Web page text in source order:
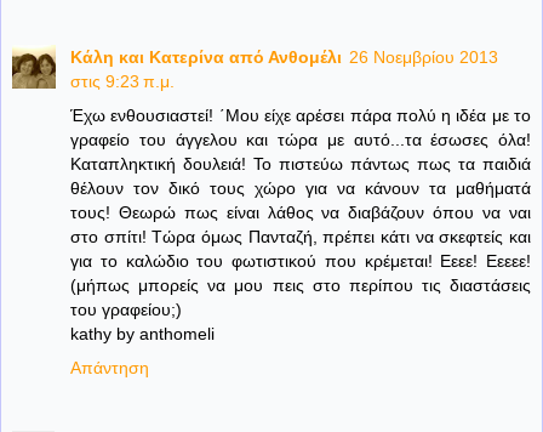
Κάλη και Κατερίνα από Ανθομέλι 26 Νοεμβρίου 2013
στις 9:23 π.μ.
Έχω ενθουσιαστεί! ΄Μου είχε αρέσει πάρα πολύ η ιδέα με το
γραφείο του άγγελου και τώρα με αυτό...τα έσωσες όλα!
Καταπληκτική δουλειά! Το πιστεύω πάντως πως τα παιδιά
θέλουν τον δικό τους χώρο για να κάνουν τα μαθήματά
τους! Θεωρώ πως είναι λάθος να διαβάζουν όπου να ναι
στο σπίτι! Τώρα όμως Πανταζή, πρέπει κάτι να σκεφτείς και
για το καλώδιο του φωτιστικού που κρέμεται! Εεεε! Εεεεε!
(μήπως μπορείς να μου πεις στο περίπου τις διαστάσεις
του γραφείου;)
kathy by anthomeli
Απάντηση